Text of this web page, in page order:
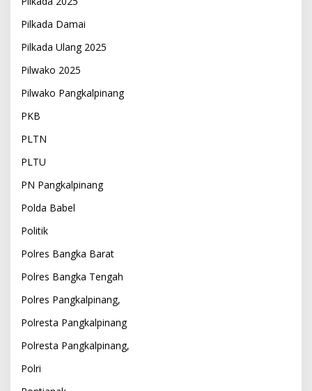
Pilkada Damai
Pilkada Ulang 2025
Pilwako 2025
Pilwako Pangkalpinang
PKB
PLTN
PLTU
PN Pangkalpinang
Polda Babel
Politik
Polres Bangka Barat
Polres Bangka Tengah
Polres Pangkalpinang,
Polresta Pangkalpinang
Polresta Pangkalpinang,
Polri